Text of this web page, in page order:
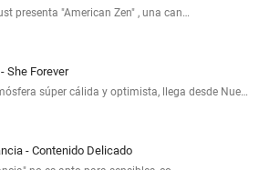
presenta "American Zen" , una can…
She Forever
súper cálida y optimista, llega desde Nue…
- Contenido Delicado